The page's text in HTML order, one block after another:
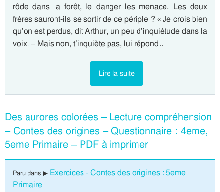
rôde dans la forêt, le danger les menace. Les deux
frères sauront-ils se sortir de ce périple ? « Je crois bien
qu’on est perdus, dit Arthur, un peu d’inquiétude dans la
voix. – Mais non, t’inquiète pas, lui répond…
Lire la suite
Des aurores colorées – Lecture compréhension
– Contes des origines – Questionnaire : 4eme,
5eme Primaire – PDF à imprimer
Paru dans ▶ Exercices - Contes des origines : 5eme
Primaire